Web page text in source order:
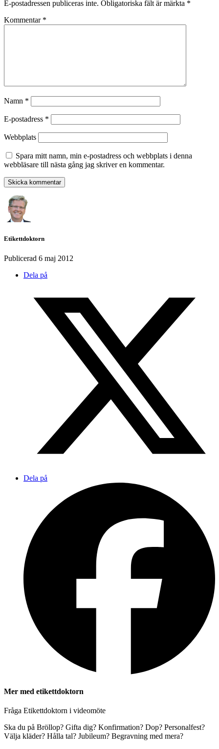
E-postadressen publiceras inte. Obligatoriska fält är märkta *
Kommentar *
Namn *
E-postadress *
Webbplats
Spara mitt namn, min e-postadress och webbplats i denna
webbläsare till nästa gång jag skriver en kommentar.
Etikettdoktorn
Publicerad 6 maj 2012
Dela på
Dela på
Mer med etikettdoktorn
Fråga Etikettdoktorn i videomöte
Ska du på Bröllop? Gifta dig? Konfirmation? Dop? Personalfest?
Välja kläder? Hålla tal? Jubileum? Begravning med mera?